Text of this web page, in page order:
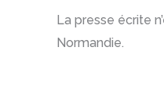
La presse écrite
Normandie.